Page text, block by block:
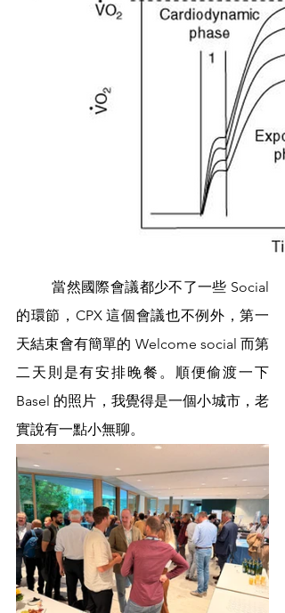
	當然國際會議都少不了一些 Social
的環節，CPX 這個會議也不例外，第一
天結束會有簡單的 Welcome social 而第
二天則是有安排晚餐。順便偷渡一下
Basel 的照片，我覺得是一個小城市，老
實說有一點小無聊。